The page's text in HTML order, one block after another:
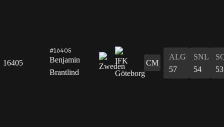
16405
#16405
Benjamin
Brantlind
CM
ALG
57
SNL
54
53